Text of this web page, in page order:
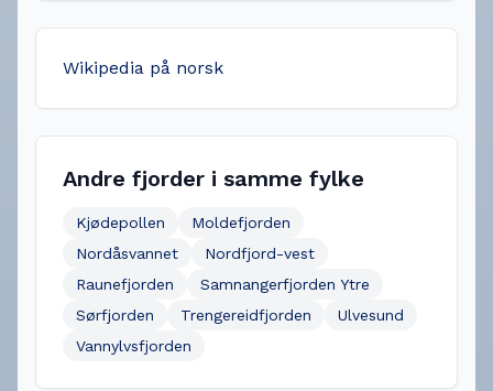
Wikipedia på norsk
Andre fjorder i samme fylke
Kjødepollen
Moldefjorden
Nordåsvannet
Nordfjord-vest
Raunefjorden
Samnangerfjorden Ytre
Sørfjorden
Trengereidfjorden
Ulvesund
Vannylvsfjorden